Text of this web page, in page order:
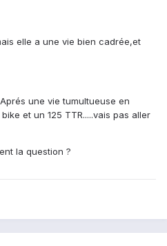
elle a une vie bien cadrée,et
une vie tumultueuse en
et un 125 TTR.....vais pas aller
la question ?